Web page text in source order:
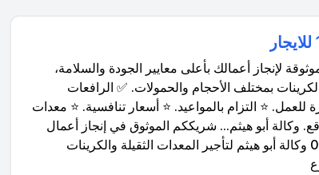
لإنجاز أعمالك بأعلى معايير الجودة والسلامة،
بمختلف الأحجام والحمولات. ✅ الرافعات
⭐ التزام بالمواعيد. ⭐ أسعار تنافسية. ⭐ معدات
وكالة أبو هيثم... شريككم الموثوق في إنجاز أعمال
الرفع والمناولة بأمان وكفاءة. 📞 للتواصل (اتصال أو واتساب): 0592730840 وكالة أبو هيثم لتأجير المعدات الثقيلة والكرينات